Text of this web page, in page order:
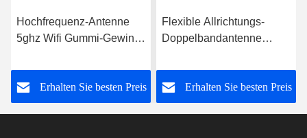
Hochfrequenz-Antenne
5ghz Wifi Gummi-Gewinn-
Erhalten Sie besten Preis
Flexible Allrichtungs-
Doppelbandantenne
Antenne
Erhalten Sie besten Preis